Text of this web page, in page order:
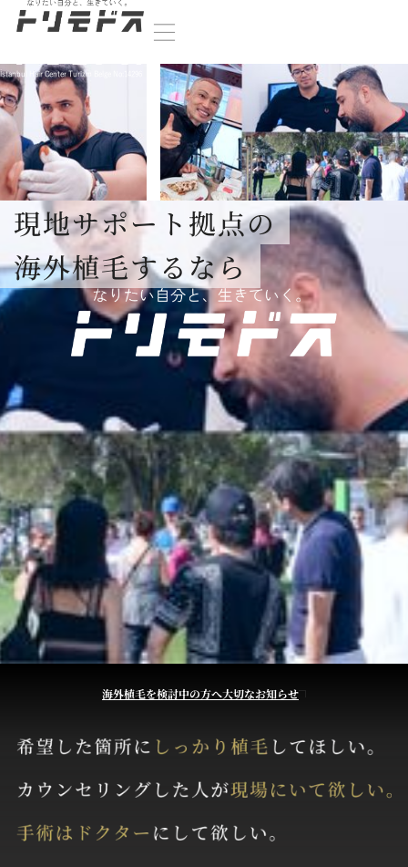
現地サポート拠点の
海外植毛するなら
İstanbul Hair Center Turizm Belge No:14296
海外植毛を検討中の方へ大切なお知らせ